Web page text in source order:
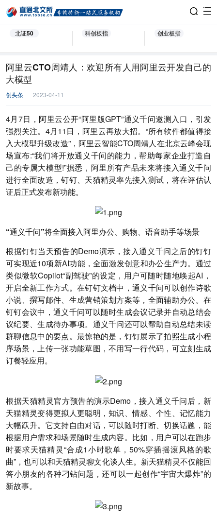
北证50 科创板指 创业板指
阿里云CTO周靖人：欢迎所有人用阿里云开发自己的
大模型
创头条 2023-04-11
4月7日，阿里云公开“阿里版GPT”通义千问邀测入口，引发
强烈关注。4月11日，阿里云再放大招。“所有软件都值得接
入大模型升级改造”，阿里云智能CTO周靖人在北京云峰会现
场宣布:“我们将开放通义千问的能力，帮助每家企业打造自
己的专属大模型!”据悉，阿里所有产品未来将接入通义千问
进行全面改造，钉钉、天猫精灵率先接入测试，将在评估认
证后正式发布新功能。
“通义千问”将全面接入阿里办公、购物、语音助手等场景
根据钉钉当天预告的Demo演示，接入通义千问之后的钉钉
可实现近10项新AI功能，全面激发创意和办公生产力。通过
类似微软Copilot“副驾驶”的设定，用户可随时随地唤起AI，
开启全新工作方式。在钉钉文档中，通义千问可以创作诗歌
小说、撰写邮件、生成营销策划方案等，全面辅助办公。在
钉钉会议中，通义千问可以随时生成会议记录并自动总结会
议纪要、生成待办事项。通义千问还可以帮助自动总结未读
群聊信息中的要点。最惊艳的是，钉钉展示了拍照生成小程
序场景，上传一张功能草图，不用写一行代码，可立刻生成
订餐轻应用。
根据天猫精灵官方预告的演示Demo，接入通义千问后，新
天猫精灵变得更拟人更聪明，知识、情感、个性、记忆能力
大幅跃升。它支持自由对话，可以随时打断、切换话题，能
根据用户需求和场景随时生成内容。比如，用户可以在跑步
时要求天猫精灵“合成1小时歌单，50%穿插摇滚风格的歌
曲”，也可以和天猫精灵聊文化谈人生。新天猫精灵不仅能回
答小朋友的各种刁钻问题，还可以一起创作“宇宙大爆炸”的
新故事。